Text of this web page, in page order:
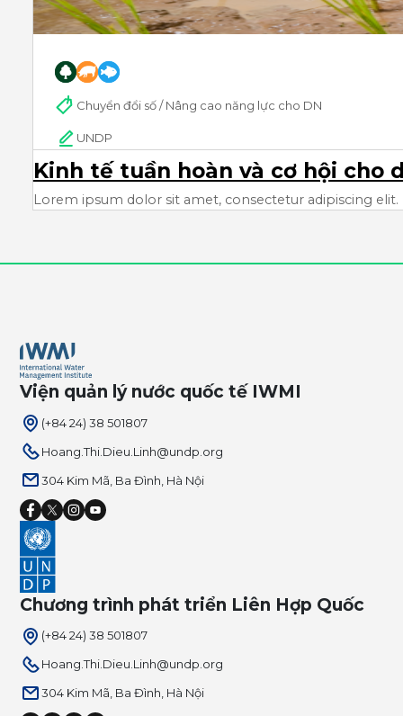
Chuyển đổi số / Nâng cao năng lực cho DN
UNDP
Kinh tế tuần hoàn và cơ hội cho
Lorem ipsum dolor sit amet, consectetur adipiscing
Viện quản lý nước quốc tế IWMI
(+84 24) 38 501807
Hoang.Thi.Dieu.Linh@undp.org
304 Kim Mã, Ba Đình, Hà Nội
Chương trình phát triển Liên Hợp Quốc
(+84 24) 38 501807
Hoang.Thi.Dieu.Linh@undp.org
304 Kim Mã, Ba Đình, Hà Nội